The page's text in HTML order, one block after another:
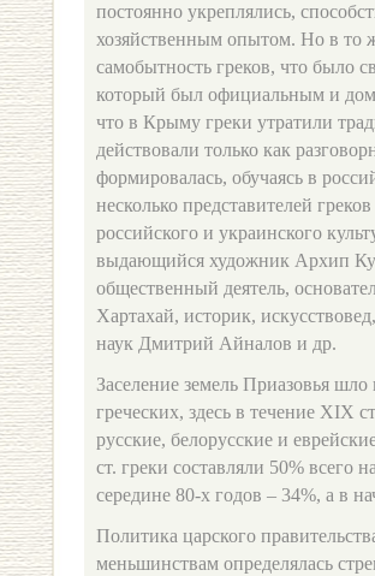
постоянно укреплялись,
хозяйственным опытом. Но в то
самобытность греков, что было
который был официальным и
что в Крыму греки утратили
действовали только как
формировалась, обучаясь в
несколько представителей
российского и украинского
выдающийся художник Архип
общественный деятель,
Хартахай, историк,
наук Дмитрий Айналов и др.
Заселение земель Приазовья
греческих, здесь в течение ХIХ
русские, белорусские и
ст. греки составляли 50% всего
середине 80-х годов – 34%, а в
Политика царского
меньшинствам определялась